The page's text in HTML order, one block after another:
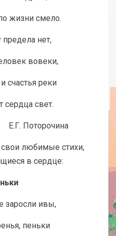
жизни смело.
нет,
вовеки,
счастья реки
сердца свет.
свои любимые стихи,
в сердце:
заросли ивы,
пеньки